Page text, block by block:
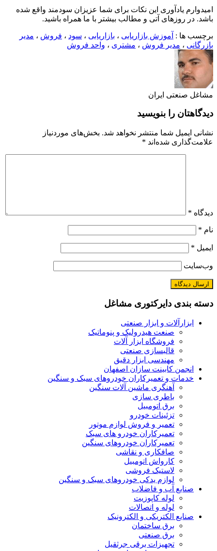
امیدوارم یادآوری این نکات برای شما عزیزان سودمند واقع شده
باشد. در روزهای آتی و مطالب بیشتر با ما همراه باشید.
برچسب ها : آموزش بازاریابی ، بازاریابی ، سود ، فروش ، مدیر
بازرگانی ، مدیر فروش ، مشتری ، واحد فروش
مشاغل صنعتی ایران
دیدگاهتان را بنویسید
نشانی ایمیل شما منتشر نخواهد شد. بخش‌های موردنیاز
علامت‌گذاری شده‌اند *
دیدگاه *
نام *
ایمیل *
وب‌سایت
دسته بندی دایرکتوری مشاغل
ابزارآلات و ابزار صنعتی
صنعت هیدرولیک و پنوماتیک
فروشگاه ابزار آلات
قالبسازی صنعتی
مهندسی ابزار دقیق
انجمن کابینت سازان اصفهان
خدمات و تعمیرکاران خودروهای سبک و سنگین
آهنگری ماشین آلات سنگین
باطری سازی
برق اتومبیل
تزئینات خودرو
تعمیر و فروش لوازم موتور
تعمیرکاران خودرو های سبک
تعمیرکاران خودروهای سنگین
صافکاری و نقاشی
کارواش اتومبیل
لاستیک فروشی
لوازم یدکی خودروهای سبک و سنگین
صنایع آب و فاضلاب
لوله کاپوزیت
لوله و اتصالات
صنایع الکتریکی و الکترونیک
برق ساختمان
برق صنعتی
تجهیزات برقی جرثقیل